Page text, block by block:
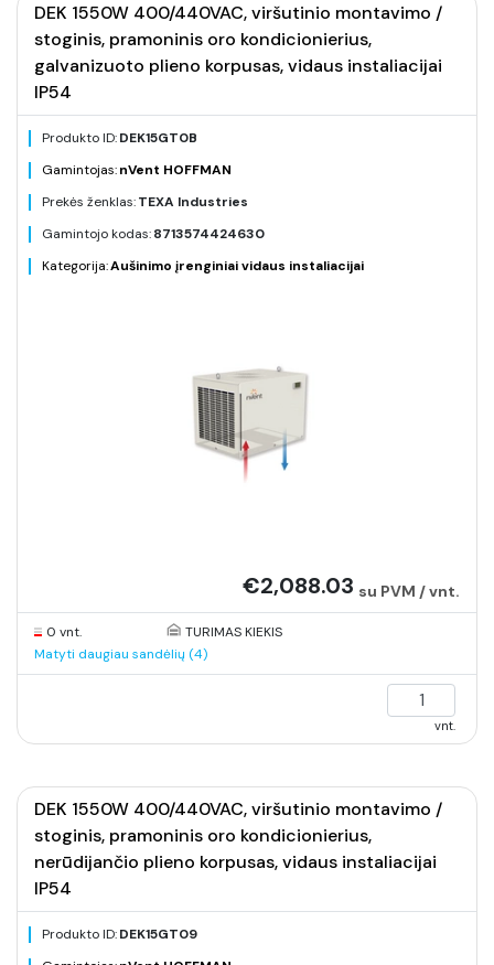
DEK 1550W 400/440VAC, viršutinio montavimo /
stoginis, pramoninis oro kondicionierius,
galvanizuoto plieno korpusas, vidaus instaliacijai
IP54
Produkto ID:DEK15GT0B
Gamintojas:nVent HOFFMAN
Prekės ženklas:TEXA Industries
Gamintojo kodas:8713574424630
Kategorija:Aušinimo įrenginiai vidaus instaliacijai
€2,088.03 su PVM / vnt.
0 vnt.
TURIMAS KIEKIS
Matyti daugiau sandėlių (4)
vnt.
DEK 1550W 400/440VAC, viršutinio montavimo /
stoginis, pramoninis oro kondicionierius,
nerūdijančio plieno korpusas, vidaus instaliacijai
IP54
Produkto ID:DEK15GT09